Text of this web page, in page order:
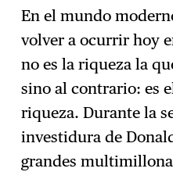
En el mundo
volver a ocurrir hoy
no es la riqueza la
sino al contrario: es
riqueza. Durante la
investidura de
grandes